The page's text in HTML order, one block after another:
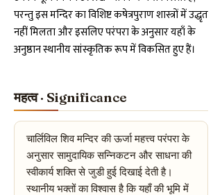
परन्तु इस मन्दिर का विशिष्ट कषेत्रपुराण शास्त्रों में उद्धृत
नहीं मिलता और इसलिए परंपरा के अनुसार यहाँ के
अनुष्ठान स्थानीय सांस्कृतिक रूप में विकसित हुए हैं।
महत्व · Significance
चार्लिविल शिव मन्दिर की ऊर्जा महत्त्व परंपरा के
अनुसार सामुदायिक सन्निकटन और साधना की
स्वीकार्य शक्ति से जुडी हुई दिखाई देती है।
स्थानीय भक्तों का विश्वास है कि यहाँ की भूमि में